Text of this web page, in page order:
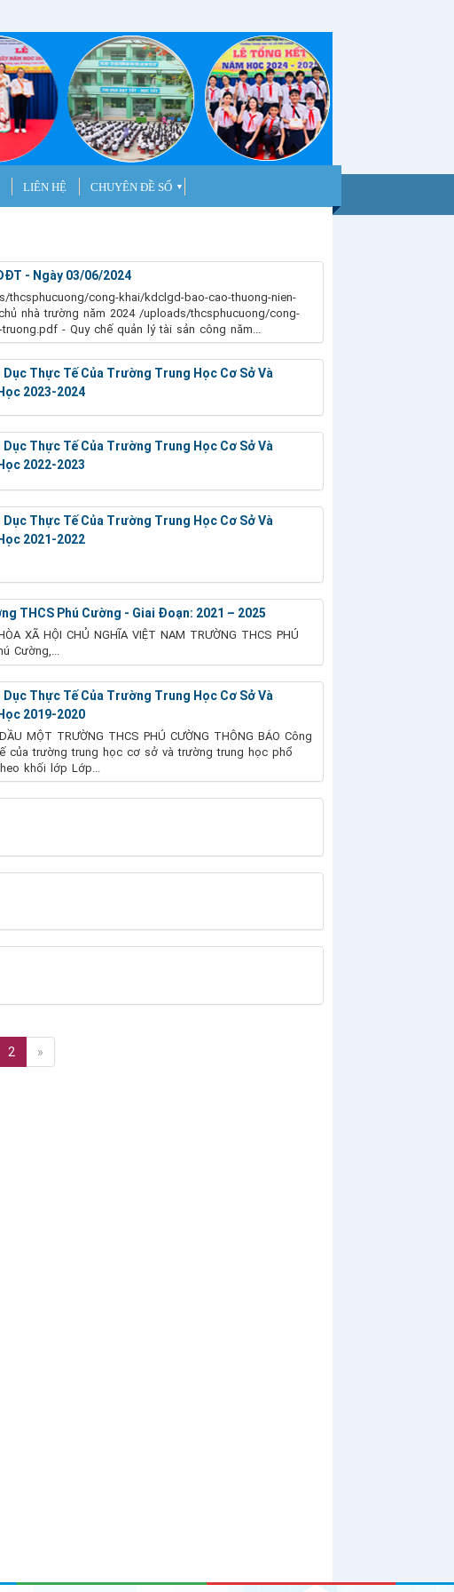
LIÊN HỆ CHUYÊN ĐỀ SỐ ▼
- Ngày 03/06/2024
cong-khai/kdclgd-bao-cao-thuong-nien-
nhà trường năm 2024 /uploads/thcsphucuong/cong-
truong.pdf - Quy chế quản lý tài sản công năm...
Thực Tế Của Trường Trung Học Cơ Sở Và
2023-2024
Thực Tế Của Trường Trung Học Cơ Sở Và
2022-2023
Thực Tế Của Trường Trung Học Cơ Sở Và
2021-2022
THCS Phú Cường - Giai Đoạn: 2021 – 2025
XÃ HỘI CHỦ NGHĨA VIỆT NAM TRƯỜNG THCS PHÚ
Cường,...
Thực Tế Của Trường Trung Học Cơ Sở Và
2019-2020
MỘT TRƯỜNG THCS PHÚ CƯỜNG THÔNG BÁO Công
của trường trung học cơ sở và trường trung học phổ
khối lớp Lớp...
2 »